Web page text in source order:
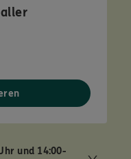
und 14:00-